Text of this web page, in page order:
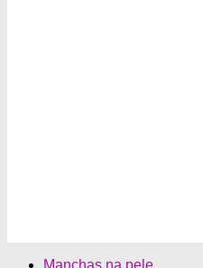
Manchas na pele